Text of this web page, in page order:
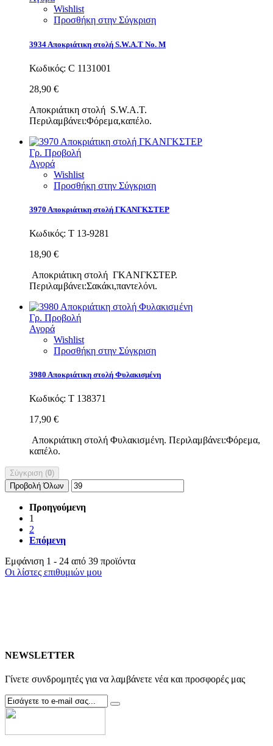
Wishlist
Προσθήκη στην Σύγκριση
3934 Αποκριάτικη στολή S.W.A.T No. M
Κωδικός: C 1131001
28,90 €
Αποκριάτικη στολή S.W.A.T.
Περιλαμβάνει:Φόρεμα,καπέλο.
Γρ. Προβολή
Αγορά
Wishlist
Προσθήκη στην Σύγκριση
3970 Αποκριάτικη στολή ΓΚΑΝΓΚΣΤΕΡ
Κωδικός: Τ 13-9281
18,90 €
Αποκριάτικη στολή ΓΚΑΝΓΚΣΤΕΡ.
Περιλαμβάνει:Σακάκι,παντελόνι.
Γρ. Προβολή
Αγορά
Wishlist
Προσθήκη στην Σύγκριση
3980 Αποκριάτικη στολή Φυλακισμένη
Κωδικός: Τ 138371
17,90 €
Αποκριάτικη στολή Φυλακισμένη. Περιλαμβάνει:Φόρεμα,
καπέλο.
Σύγκριση (0)
Προβολή Όλων
Προηγούμενη
1
2
Επόμενη
Εμφάνιση 1 - 24 από 39 προϊόντα
Οι λίστες επιθυμιών μου
NEWSLETTER
Γίνετε συνδρομητές για να λαμβάνετε νέα και προσφορές μας